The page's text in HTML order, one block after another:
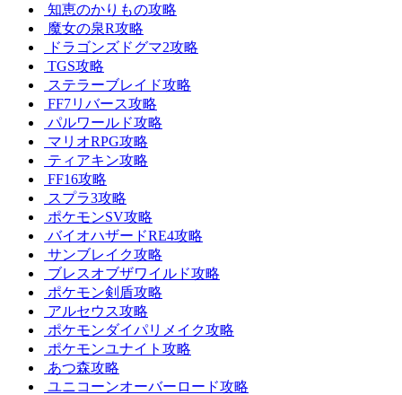
知恵のかりもの攻略
魔女の泉R攻略
ドラゴンズドグマ2攻略
TGS攻略
ステラーブレイド攻略
FF7リバース攻略
パルワールド攻略
マリオRPG攻略
ティアキン攻略
FF16攻略
スプラ3攻略
ポケモンSV攻略
バイオハザードRE4攻略
サンブレイク攻略
ブレスオブザワイルド攻略
ポケモン剣盾攻略
アルセウス攻略
ポケモンダイパリメイク攻略
ポケモンユナイト攻略
あつ森攻略
ユニコーンオーバーロード攻略